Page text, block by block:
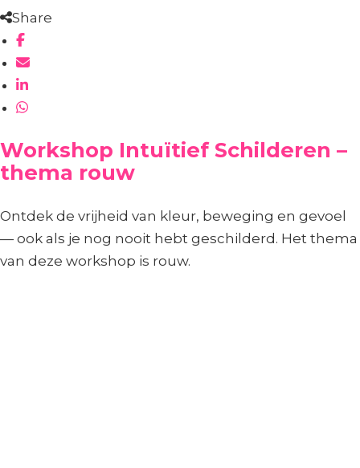
Share
Workshop Intuïtief Schilderen –
thema rouw
Ontdek de vrijheid van kleur, beweging en gevoel
— ook als je nog nooit hebt geschilderd. Het thema
van deze workshop is rouw.